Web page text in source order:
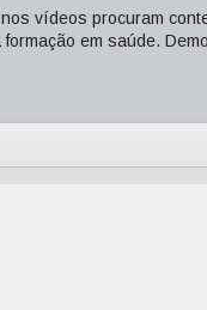
vídeos procuram
em saúde.